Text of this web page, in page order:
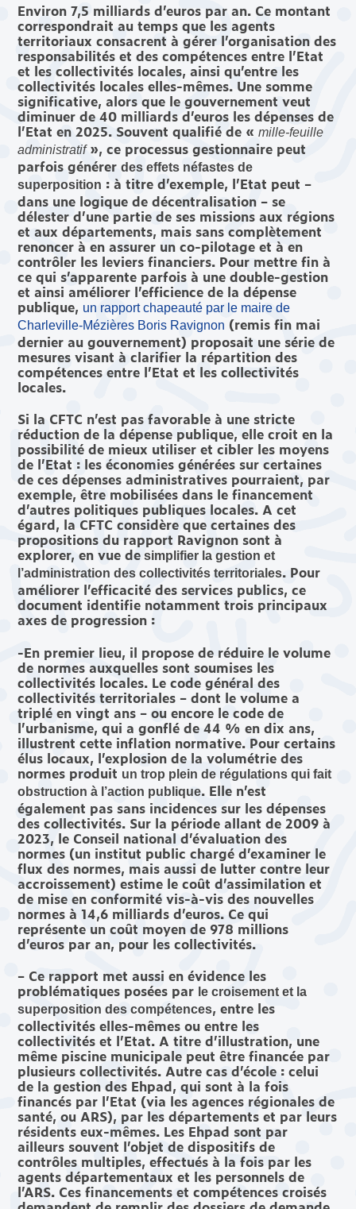
Environ 7,5 milliards d’euros par an. Ce montant
correspondrait au temps que les agents
territoriaux consacrent à gérer l’organisation des
responsabilités et des compétences entre l’Etat
et les collectivités locales, ainsi qu’entre les
collectivités locales elles-mêmes. Une somme
significative, alors que le gouvernement veut
diminuer de 40 milliards d’euros les dépenses de
l’Etat en 2025. Souvent qualifié de «mille-feuille
administratif», ce processus gestionnaire peut
parfois générerdes effets néfastes de
superposition : à titre d’exemple, l’Etat peut –
dans une logique de décentralisation – se
délester d’une partie de ses missions aux régions
et aux départements, mais sans complètement
renoncer à en assurer un co-pilotage et à en
contrôler les leviers financiers. Pour mettre fin à
ce qui s’apparente parfois à une double-gestion
et ainsi améliorer l’efficience de la dépense
publique, un rapport chapeauté par le maire de
Charleville-Mézières Boris Ravignon (remis fin mai
dernier au gouvernement) proposait une série de
mesures visant à clarifier la répartition des
compétences entre l’Etat et les collectivités
locales.
Si la CFTC n’est pas favorable à une stricte
réduction de la dépense publique, elle croit en la
possibilité de mieux utiliser et cibler les moyens
de l’Etat : les économies générées sur certaines
de ces dépenses administratives pourraient, par
exemple, être mobilisées dans le financement
d’autres politiques publiques locales. A cet
égard, la CFTC considère que certaines des
propositions du rapport Ravignon sont à
explorer, en vue de simplifier la gestion et
l’administration des collectivités territoriales. Pour
améliorer l’efficacité des services publics, ce
document identifie notamment trois principaux
axes de progression :
-En premier lieu, il propose de réduire le volume
de normes auxquelles sont soumises les
collectivités locales. Le code général des
collectivités territoriales – dont le volume a
triplé en vingt ans – ou encore le code de
l’urbanisme, qui a gonflé de 44 % en dix ans,
illustrent cette inflation normative. Pour certains
élus locaux, l’explosion de la volumétrie des
normes produit un trop plein de régulations qui fait
obstruction à l’action publique. Elle n’est
également pas sans incidences sur les dépenses
des collectivités. Sur la période allant de 2009 à
2023, le Conseil national d’évaluation des
normes (un institut public chargé d’examiner le
flux des normes, mais aussi de lutter contre leur
accroissement) estime le coût d’assimilation et
de mise en conformité vis-à-vis des nouvelles
normes à 14,6 milliards d’euros. Ce qui
représente un coût moyen de 978 millions
d’euros par an, pour les collectivités.
– Ce rapport met aussi en évidence les
problématiques posées par le croisement et la
superposition des compétences, entre les
collectivités elles-mêmes ou entre les
collectivités et l’Etat. A titre d’illustration, une
même piscine municipale peut être financée par
plusieurs collectivités. Autre cas d’école : celui
de la gestion des Ehpad, qui sont à la fois
financés par l’Etat (via les agences régionales de
santé, ou ARS), par les départements et par leurs
résidents eux-mêmes. Les Ehpad sont par
ailleurs souvent l’objet de dispositifs de
contrôles multiples, effectués à la fois par les
agents départementaux et les personnels de
l’ARS. Ces financements et compétences croisés